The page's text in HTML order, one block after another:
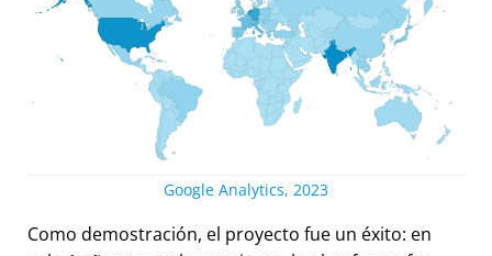
Google Analytics, 2023
Como demostración, el proyecto fue un éxito: en